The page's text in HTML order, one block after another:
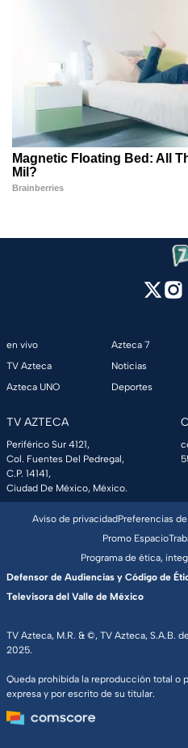
en vivo
TV Azteca
Azteca UNO
Azteca 7
Noticias
Deportes
TV AZTECA
Periférico Sur 4121,
Col. Fuentes Del Pedregal,
C.P. 14141,
Ciudad De México, México.
TV Azteca, M.R. & ©, TV Azteca, S.A.B.
2025.
Queda prohibida la reproducción total o
expresa y por escrito de su titular.
Aviso de privacidadPreferencias
Promo Espacio
Programa de ética,
Defensor de Audiencias y Código de
Televisora del Valle de México